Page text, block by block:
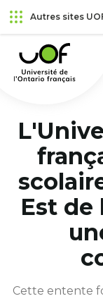
Aller
au
principal
Passer
au
contenu
Autres sites
Université
de
l'Ontario
Est de
Cette entente